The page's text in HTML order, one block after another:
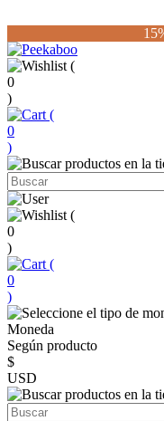
(
0
)
(
0
)
(
0
)
(
0
)
Moneda
Según producto
$
USD